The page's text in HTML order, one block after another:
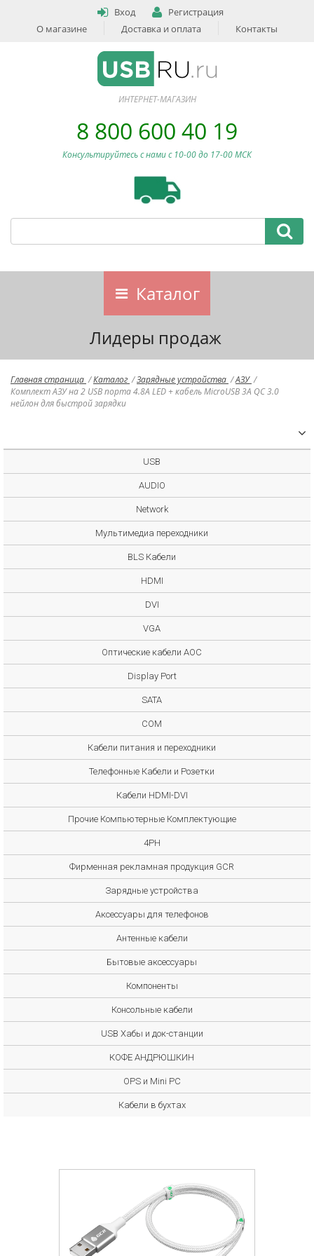
Вход
Регистрация
О магазине
Доставка и оплата Контакты
ИНТЕРНЕТ-МАГАЗИН
8 800 600 40 19
Консультируйтесь с нами c 10-00 до 17-00 МСК
Каталог
Лидеры продаж
Главная страница /Каталог /Зарядные устройства /АЗУ /
Комплект АЗУ на 2 USB порта 4.8А LED + кабель MicroUSB 3A QC 3.0
нейлон для быстрой зарядки
USB
AUDIO
Network
Мультимедиа переходники
BLS Кабели
HDMI
DVI
VGA
Оптические кабели AOC
Display Port
SATA
COM
Кабели питания и переходники
Телефонные Кабели и Розетки
Кабели HDMI-DVI
Прочие Компьютерные Комплектующие
4PH
Фирменная рекламная продукция GCR
Зарядные устройства
Аксессуары для телефонов
Антенные кабели
Бытовые аксессуары
Компоненты
Консольные кабели
USB Хабы и док-станции
КОФЕ АНДРЮШКИН
OPS и Mini PC
Кабели в бухтах